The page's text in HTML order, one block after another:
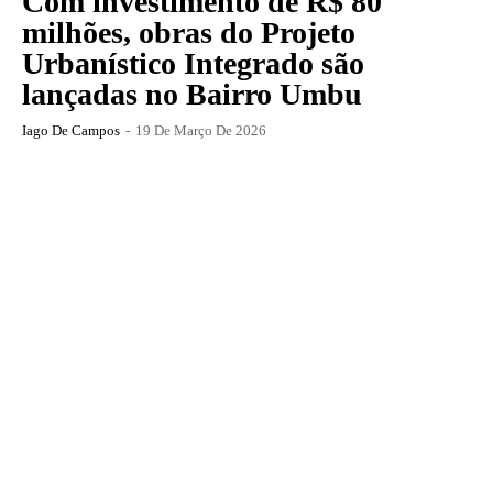
milhões, obras do Projeto
Urbanístico Integrado são
lançadas no Bairro Umbu
Iago De Campos - 19 De Março De 2026